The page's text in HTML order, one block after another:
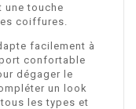
une touche
coiffures.
facilement à
confortable
dégager le
un look
les types et